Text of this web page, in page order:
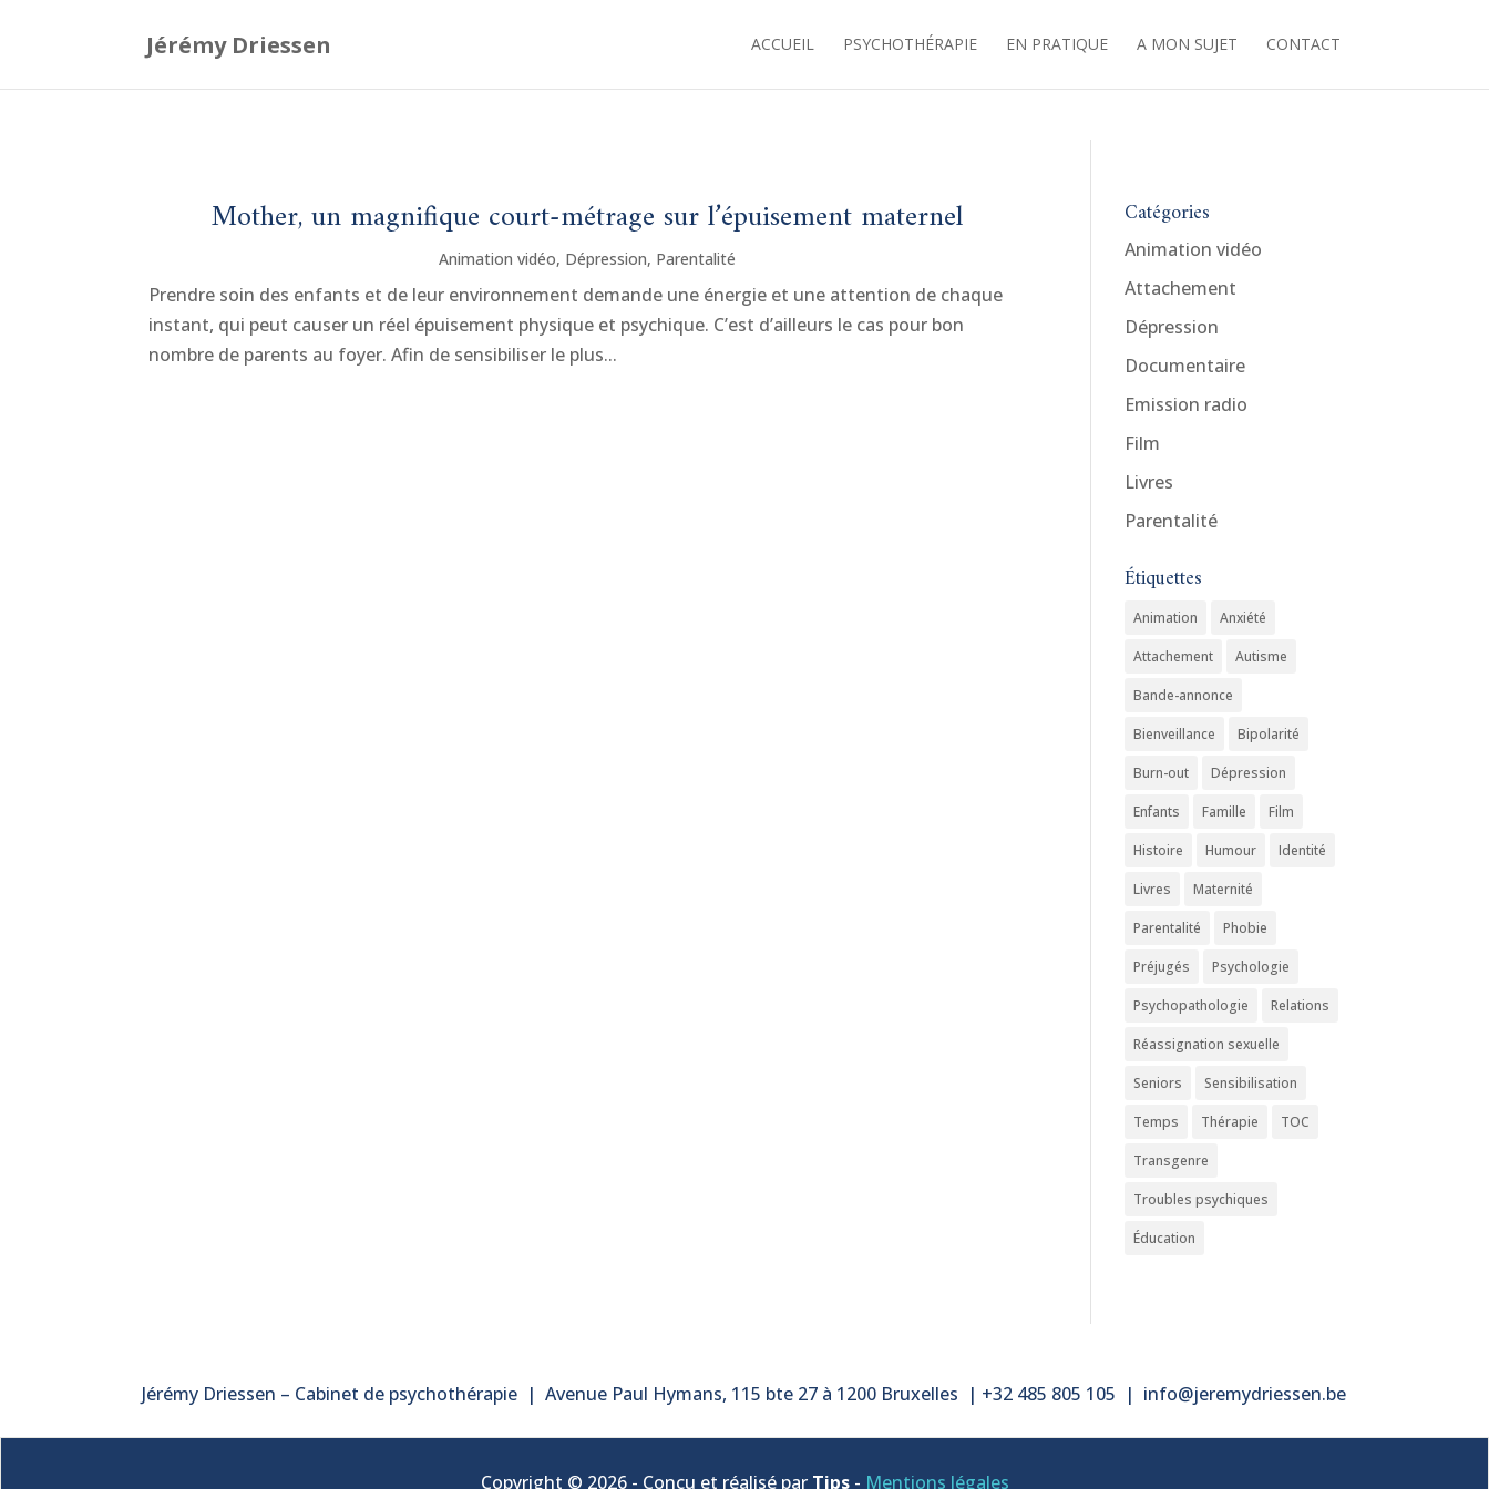
ACCUEIL PSYCHOTHÉRAPIE EN PRATIQUE A MON SUJET CONTACT
Mother, un magnifique court-métrage sur l’épuisement maternel
Animation vidéo, Dépression, Parentalité
Prendre soin des enfants et de leur environnement demande une énergie et une attention de chaque
instant, qui peut causer un réel épuisement physique et psychique. C’est d’ailleurs le cas pour bon
nombre de parents au foyer. Afin de sensibiliser le plus...
Catégories
Animation vidéo
Attachement
Dépression
Documentaire
Emission radio
Film
Livres
Parentalité
Étiquettes
Animation Anxiété
Attachement Autisme
Bande-annonce
Bienveillance Bipolarité
Burn-out Dépression
Enfants Famille Film
Histoire Humour Identité
Livres Maternité
Parentalité Phobie
Préjugés Psychologie
Psychopathologie Relations
Réassignation sexuelle
Seniors Sensibilisation
Temps Thérapie TOC
Transgenre
Troubles psychiques
Éducation
Jérémy Driessen – Cabinet de psychothérapie |Avenue Paul Hymans, 115 bte 27 à 1200 Bruxelles | +32 485 805 105 | info@jeremydriessen.be
Copyright © 2026 - Conçu et réalisé par Tips- Mentions légales